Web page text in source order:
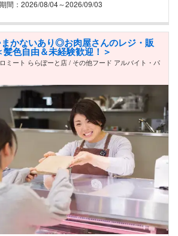
間：2026/08/04～2026/09/03
かないあり◎お肉屋さんのレジ・販
色自由＆未経験歓迎！＞
ミート ららぽーと店 / その他フード アルバイト・パ